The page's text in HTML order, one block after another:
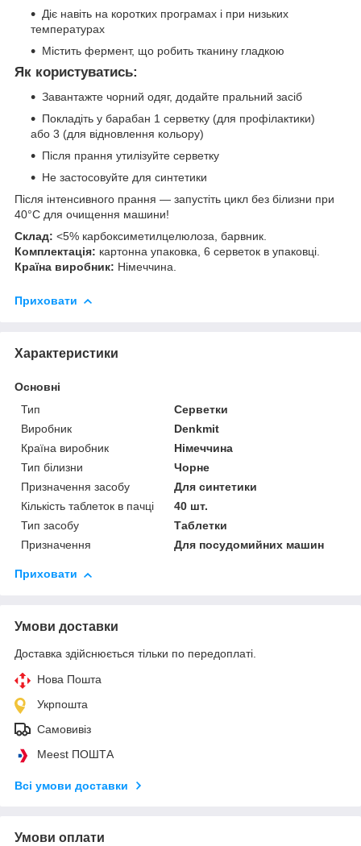
Діє навіть на коротких програмах і при низьких
температурах
Містить фермент, що робить тканину гладкою
Як користуватись:
Завантажте чорний одяг, додайте пральний засіб
Покладіть у барабан 1 серветку (для профілактики)
або 3 (для відновлення кольору)
Після прання утилізуйте серветку
Не застосовуйте для синтетики
Після інтенсивного прання — запустіть цикл без білизни при
40°C для очищення машини!
Склад: <5% карбоксиметилцелюлоза, барвник.
Комплектація: картонна упаковка, 6 серветок в упаковці.
Країна виробник: Німеччина.
Приховати
Характеристики
Основні
Тип
Серветки
Виробник
Denkmit
Країна виробник
Німеччина
Тип білизни
Чорне
Призначення засобу
Для синтетики
Кількість таблеток в пачці
40 шт.
Тип засобу
Таблетки
Призначення
Для посудомийних машин
Приховати
Умови доставки
Доставка здійснюється тільки по передоплаті.
Нова Пошта
Укрпошта
Самовивіз
Meest ПОШТА
Всі умови доставки
Умови оплати